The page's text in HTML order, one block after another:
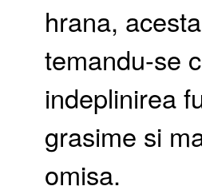
hrana,
temandu-se
indeplinirea
grasime si
omisa.